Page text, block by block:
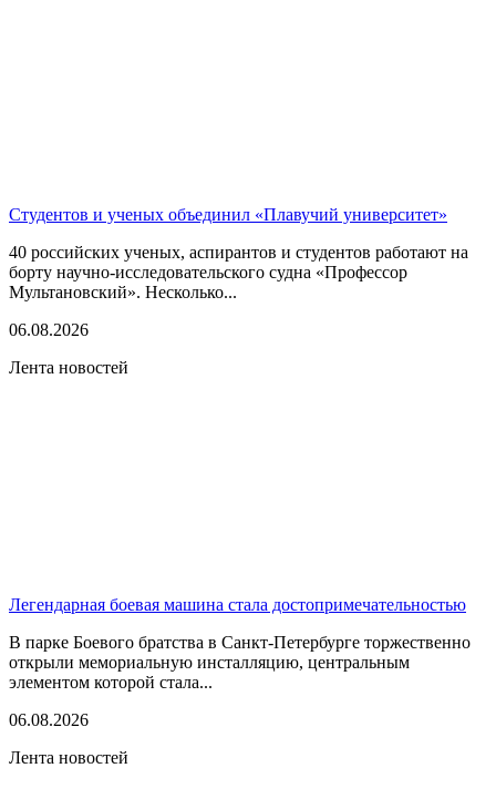
Студентов и ученых объединил «Плавучий университет»
40 российских ученых, аспирантов и студентов работают на
борту научно-исследовательского судна «Профессор
Мультановский». Несколько...
06.08.2026
Лента новостей
Легендарная боевая машина стала достопримечательностью
В парке Боевого братства в Санкт-Петербурге торжественно
открыли мемориальную инсталляцию, центральным
элементом которой стала...
06.08.2026
Лента новостей